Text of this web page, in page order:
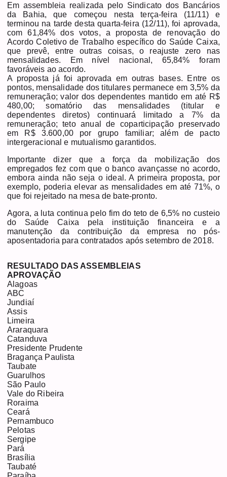
Em assembleia realizada pelo Sindicato dos Bancários
da Bahia, que começou nesta terça-feira (11/11) e
terminou na tarde desta quarta-feira (12/11), foi aprovada,
com 61,84% dos votos, a proposta de renovação do
Acordo Coletivo de Trabalho específico do Saúde Caixa,
que prevê, entre outras coisas, o reajuste zero nas
mensalidades. Em nível nacional, 65,84% foram
favoráveis ao acordo.
A proposta já foi aprovada em outras bases. Entre os
pontos, mensalidade dos titulares permanece em 3,5% da
remuneração; valor dos dependentes mantido em até R$
480,00; somatório das mensalidades (titular e
dependentes diretos) continuará limitado a 7% da
remuneração; teto anual de coparticipação preservado
em R$ 3.600,00 por grupo familiar; além de pacto
intergeracional e mutualismo garantidos.
Importante dizer que a força da mobilização dos
empregados fez com que o banco avançasse no acordo,
embora ainda não seja o ideal. A primeira proposta, por
exemplo, poderia elevar as mensalidades em até 71%, o
que foi rejeitado na mesa de bate-pronto.
Agora, a luta continua pelo fim do teto de 6,5% no custeio
do Saúde Caixa pela instituição financeira e a
manutenção da contribuição da empresa no pós-
aposentadoria para contratados após setembro de 2018.
RESULTADO DAS ASSEMBLEIAS
APROVAÇÃO
Alagoas
ABC
Jundiaí
Assis
Limeira
Araraquara
Catanduva
Presidente Prudente
Bragança Paulista
Taubate
Guarulhos
São Paulo
Vale do Ribeira
Roraima
Ceará
Pernambuco
Pelotas
Sergipe
Pará
Brasília
Taubaté